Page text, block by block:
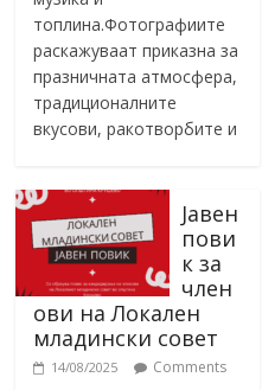
топлина.Фотографиите
раскажуваат приказна за
празничната атмосфера,
традиционалните
вкусови, ракотворбите и
Јавен
пови
к за
член
ови на Локален
младински совет
14/08/2025
Comments